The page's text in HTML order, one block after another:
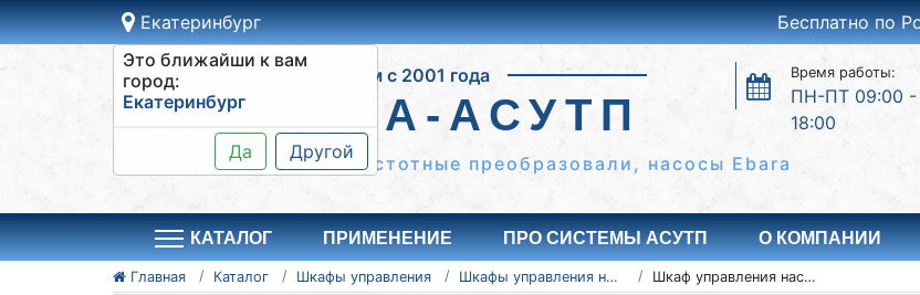
Екатеринбург
Это ближайши к вам
город:
Екатеринбург
Да Другой
Бесплатно по
Работаем с 2001 года
СИСТЕМА-АСУТП
Время работы:
ПН-ПТ 09:00 -
18:00
Шкафы управления, частотные преобразовали, насосы Ebara
КАТАЛОГ ПРИМЕНЕНИЕ ПРО СИСТЕМЫ АСУТП О КОМПАНИИ
Главная Каталог Шкафы управления Шкафы управления насосами ШУН Шкаф управления насосами ШУН 3-45